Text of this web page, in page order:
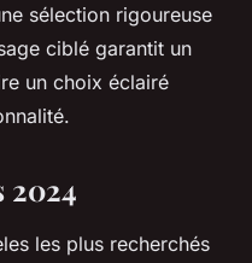
sélection rigoureuse
ciblé garantit un
un choix éclairé
2024
les plus recherchés